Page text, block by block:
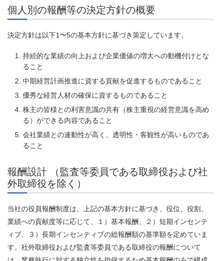
個人別の報酬等の決定方針の概要
決定方針は以下1〜5の基本方針に基づき策定しています。
持続的な業績の向上および企業価値の増大への動機付けとな
ること
中期経営計画推進に資する貢献を促進するものであること
優秀な経営人材の確保に資するものであること
株主の皆様との利害意識の共有（株主重視の経営意識を高め
る）ができる内容であること
会社業績との連動性が高く、透明性・客観性が高いものであ
ること
報酬設計 （監査等委員である取締役および社
外取締役を除く）​
当社の役員報酬制度は、上記の基本方針に基づき、役位、役割、
業績への貢献度等に応じて、１）基本報酬、２）短期インセンテ
ィブ、３）長期インセンティブの総報酬額の基準額を定めていま
す。社外取締役および監査等委員である取締役の報酬について